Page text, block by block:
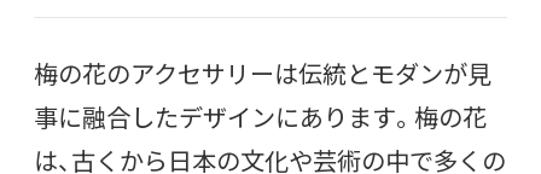
梅の花のアクセサリーは伝統とモダンが見
事に融合したデザインにあります。梅の花
は、古くから日本の文化や芸術の中で多くの